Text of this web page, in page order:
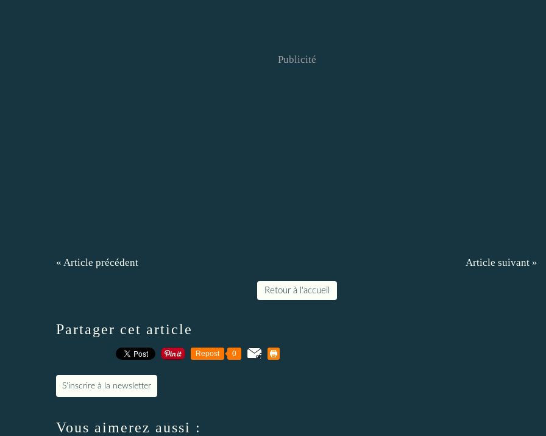
Publicité
« Article précédent Article suivant »
Retour à l'accueil
Partager cet article
Repost 0
S'inscrire à la newsletter
Vous aimerez aussi :